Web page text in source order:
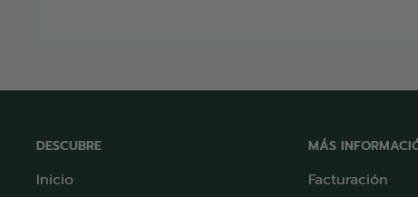
DESCUBRE
Inicio
MÁS
Facturación